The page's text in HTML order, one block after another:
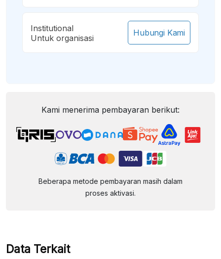
Institutional
Untuk organisasi
Hubungi Kami
Kami menerima pembayaran berikut:
Beberapa metode pembayaran masih dalam
proses aktivasi.
Data Terkait